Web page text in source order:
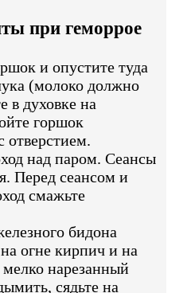
при геморрое
и опустите туда
(молоко должно
в духовке на
горшок
отверстием.
над паром. Сеансы
Перед сеансом и
смажьте
бидона
огне кирпич и на
нарезанный
сядьте на